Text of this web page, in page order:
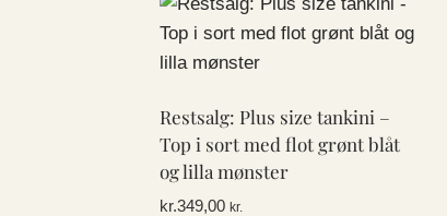
flere
varianter.
Mulighederne
kan
vælges
på
Restsalg: Plus size tankini –
Top i sort med flot grønt blåt
og lilla mønster
kr.349,00 kr.